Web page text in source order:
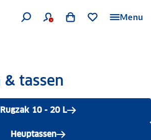
Menu
& tassen
Rugzak 10 - 20 L
Heuptassen